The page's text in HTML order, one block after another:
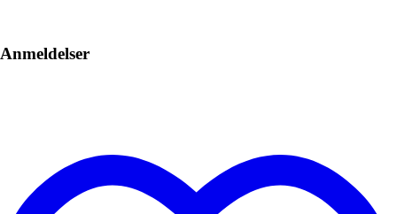
Anmeldelser